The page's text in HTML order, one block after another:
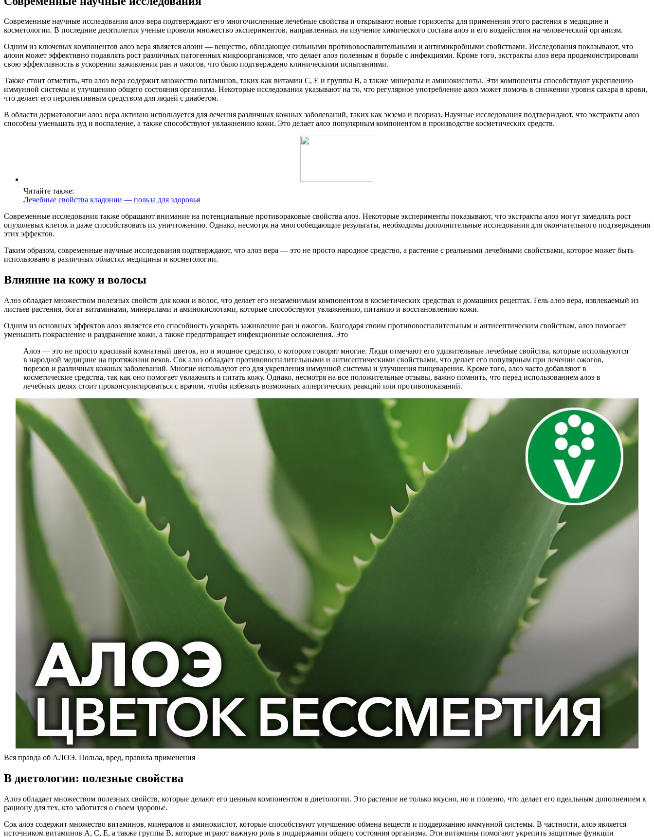
Современные научные исследования алоэ вера подтверждают его многочисленные лечебные свойства и открывают новые горизонты для применения этого растения в медицине и
косметологии. В последние десятилетия ученые провели множество экспериментов, направленных на изучение химического состава алоэ и его воздействия на человеческий организм.
Одним из ключевых компонентов алоэ вера является алоин — вещество, обладающее сильными противовоспалительными и антимикробными свойствами. Исследования показывают, что
алоин может эффективно подавлять рост различных патогенных микроорганизмов, что делает алоэ полезным в борьбе с инфекциями. Кроме того, экстракты алоэ вера продемонстрировали
свою эффективность в ускорении заживления ран и ожогов, что было подтверждено клиническими испытаниями.
Также стоит отметить, что алоэ вера содержит множество витаминов, таких как витамин C, E и группы B, а также минералы и аминокислоты. Эти компоненты способствуют укреплению
иммунной системы и улучшению общего состояния организма. Некоторые исследования указывают на то, что регулярное употребление алоэ может помочь в снижении уровня сахара в крови,
что делает его перспективным средством для людей с диабетом.
В области дерматологии алоэ вера активно используется для лечения различных кожных заболеваний, таких как экзема и псориаз. Научные исследования подтверждают, что экстракты алоэ
способны уменьшать зуд и воспаление, а также способствуют увлажнению кожи. Это делает алоэ популярным компонентом в производстве косметических средств.
Читайте также:
Лечебные свойства кладонии — польза для здоровья
Современные исследования также обращают внимание на потенциальные противораковые свойства алоэ. Некоторые эксперименты показывают, что экстракты алоэ могут замедлять рост
опухолевых клеток и даже способствовать их уничтожению. Однако, несмотря на многообещающие результаты, необходимы дополнительные исследования для окончательного подтверждения
этих эффектов.
Таким образом, современные научные исследования подтверждают, что алоэ вера — это не просто народное средство, а растение с реальными лечебными свойствами, которое может быть
использовано в различных областях медицины и косметологии.
Влияние на кожу и волосы
Алоэ обладает множеством полезных свойств для кожи и волос, что делает его незаменимым компонентом в косметических средствах и домашних рецептах. Гель алоэ вера, извлекаемый из
листьев растения, богат витаминами, минералами и аминокислотами, которые способствуют увлажнению, питанию и восстановлению кожи.
Одним из основных эффектов алоэ является его способность ускорять заживление ран и ожогов. Благодаря своим противовоспалительным и антисептическим свойствам, алоэ помогает
уменьшить покраснение и раздражение кожи, а также предотвращает инфекционные осложнения. Это
Алоэ — это не просто красивый комнатный цветок, но и мощное средство, о котором говорят многие. Люди отмечают его удивительные лечебные свойства, которые используются
в народной медицине на протяжении веков. Сок алоэ обладает противовоспалительными и антисептическими свойствами, что делает его популярным при лечении ожогов,
порезов и различных кожных заболеваний. Многие используют его для укрепления иммунной системы и улучшения пищеварения. Кроме того, алоэ часто добавляют в
косметические средства, так как оно помогает увлажнять и питать кожу. Однако, несмотря на все положительные отзывы, важно помнить, что перед использованием алоэ в
лечебных целях стоит проконсультироваться с врачом, чтобы избежать возможных аллергических реакций или противопоказаний.
Вся правда об АЛОЭ. Польза, вред, правила применения
В диетологии: полезные свойства
Алоэ обладает множеством полезных свойств, которые делают его ценным компонентом в диетологии. Это растение не только вкусно, но и полезно, что делает его идеальным дополнением к
рациону для тех, кто заботится о своем здоровье.
Сок алоэ содержит множество витаминов, минералов и аминокислот, которые способствуют улучшению обмена веществ и поддержанию иммунной системы. В частности, алоэ является
источником витаминов A, C, E, а также группы B, которые играют важную роль в поддержании общего состояния организма. Эти витамины помогают укрепить защитные функции